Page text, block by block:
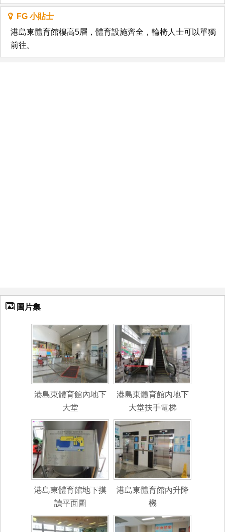
FG 小貼士
港島東體育館樓高5層，體育設施齊全，輪椅人士可以單獨
前往。
圖片集
港島東體育館內地下
大堂
港島東體育館內地下
大堂扶手電梯
港島東體育館地下摸
讀平面圖
港島東體育館內升降
機